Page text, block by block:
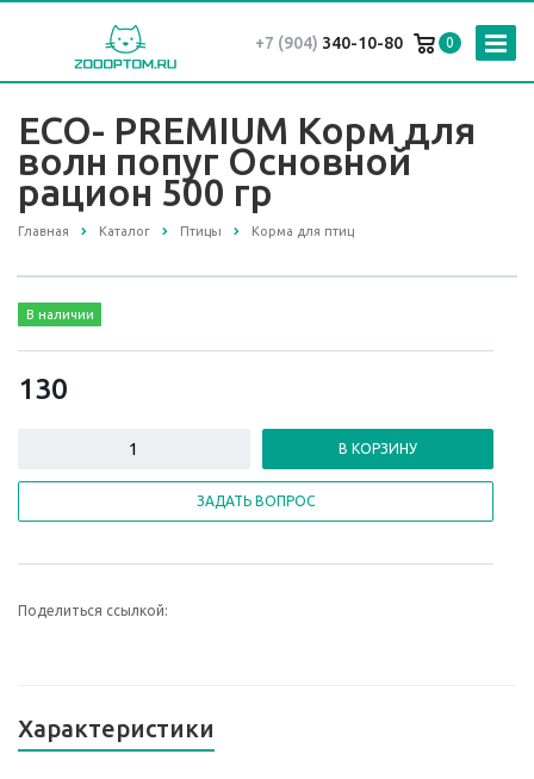
0
+7 (904) 340-10-80
ECO- PREMIUM Корм для
волн попуг Основной
рацион 500 гр
Главная Каталог Птицы Корма для птиц
В наличии
130
В КОРЗИНУ
ЗАДАТЬ ВОПРОС
Поделиться ссылкой:
Характеристики